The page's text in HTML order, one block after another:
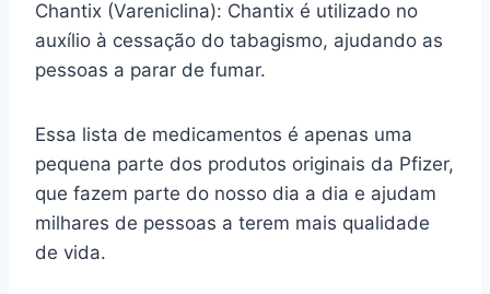
Chantix (Vareniclina): Chantix é utilizado no
auxílio à cessação do tabagismo, ajudando as
pessoas a parar de fumar.
Essa lista de medicamentos é apenas uma
pequena parte dos produtos originais da Pfizer,
que fazem parte do nosso dia a dia e ajudam
milhares de pessoas a terem mais qualidade
de vida.